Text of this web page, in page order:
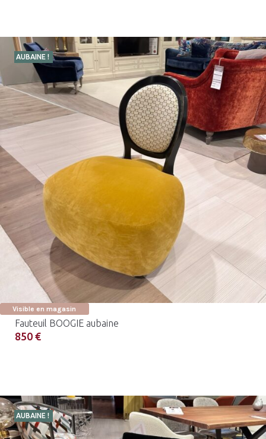
AUBAINE !
Visible en magasin
Fauteuil BOOGIE aubaine
850 €
AUBAINE !